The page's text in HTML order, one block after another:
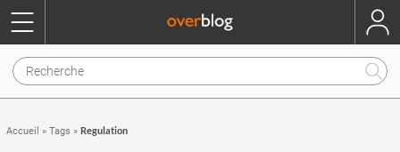
Accueil » Tags » Regulation